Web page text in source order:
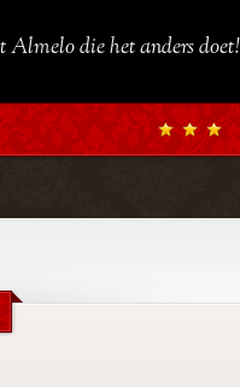
die het anders doet!